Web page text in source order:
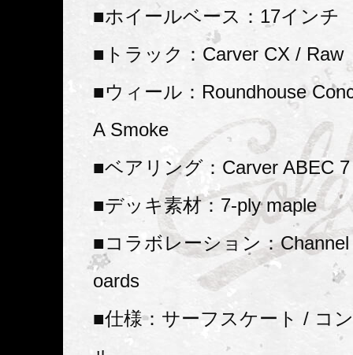
■ホイールベース：17インチ
■トラック：Carver CX / Raw
■ウィール：Roundhouse
A Smoke
■ベアリング：Carver ABEC
■デッキ素材：7-ply maple
■コラボレーション：
oards
■仕様：サーフスケート / コ